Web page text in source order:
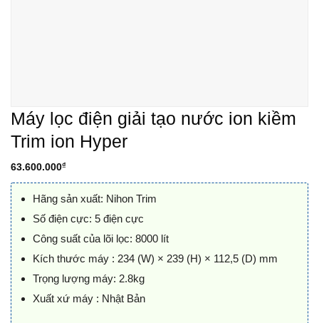
Máy lọc điện giải tạo nước ion kiềm
Trim ion Hyper
63.600.000₫
Hãng sản xuất: Nihon Trim
Số điện cực: 5 điện cực
Công suất của lõi lọc: 8000 lít
Kích thước máy : 234 (W) × 239 (H) × 112,5 (D) mm
Trọng lượng máy: 2.8kg
Xuất xứ máy : Nhật Bản